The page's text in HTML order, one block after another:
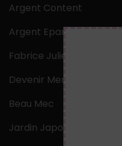
Argent Content
Argent Epargne
Fabrice Julien
Devenir Mentaliste
Beau Mec
Jardin Japonais Zen